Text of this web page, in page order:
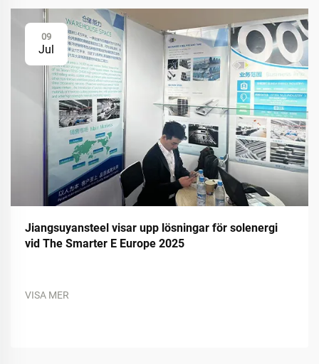
09
Jul
Jiangsuyansteel visar upp lösningar för solenergi
vid The Smarter E Europe 2025
VISA MER